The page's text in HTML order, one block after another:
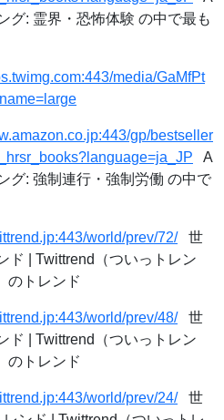
グ: 霊界・恐怖体験 の中で最も
media/GaMfPt
gp/bestseller
A
グ: 強制連行・強制労働 の中で
world/prev/72/世
ド | Twittrend（ついっトレン
のトレンド
world/prev/48/世
ド | Twittrend（ついっトレン
のトレンド
world/prev/24/世